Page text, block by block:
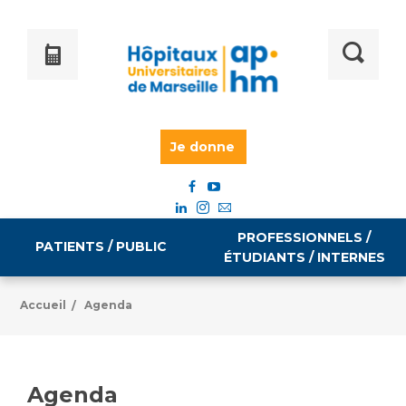
Je donne
PATIENTS / PUBLIC
PROFESSIONNELS /
ÉTUDIANTS / INTERNES
Emploi / formation
Accueil / Agenda
Agenda